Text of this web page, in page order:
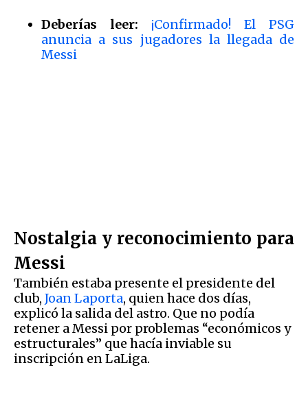
Deberías leer:
¡Confirmado! El PSG
anuncia a sus jugadores la llegada de
Messi
Nostalgia y reconocimiento para
Messi
También estaba presente el presidente del
club, Joan Laporta, quien hace dos días,
explicó la salida del astro. Que no podía
retener a Messi por problemas “económicos y
estructurales” que hacía inviable su
inscripción en LaLiga.